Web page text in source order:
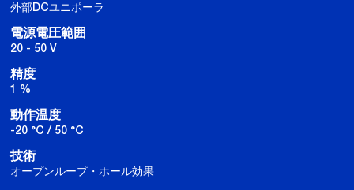
外部DCユニポーラ
電源電圧範囲
20 - 50 V
精度
1 %
動作温度
-20 °C / 50 °C
技術
オープンループ・ホール効果